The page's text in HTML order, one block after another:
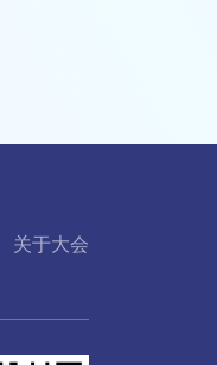
关于大会